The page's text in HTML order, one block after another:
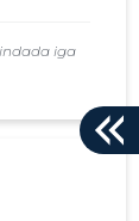
iga